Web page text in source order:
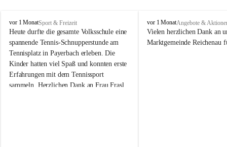
V
o
l
k
s
s
c
h
vor 1 MonatSport & Freizeit
Heute durfte die gesamte Volksschule eine
spannende Tennis-Schnupperstunde am
Tennisplatz in Payerbach erleben. Die
Kinder hatten viel Spaß und konnten erste
Erfahrungen mit dem Tennissport
sammeln. Herzlichen Dank an Frau Frasl
V
o
l
vor 1 MonatAngebote &
Vielen herzlichen Dank an
Marktgemeinde Reichenau